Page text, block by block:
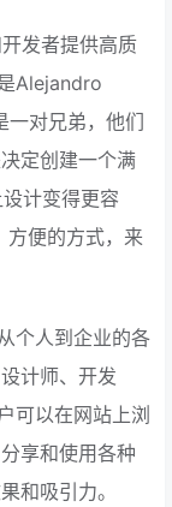
发者提供高质
Alejandro
一对兄弟，他们
定创建一个满
计变得更容
方便的方式，来
个人到企业的各
计师、开发
可以在网站上浏
享和使用各种
和吸引力。